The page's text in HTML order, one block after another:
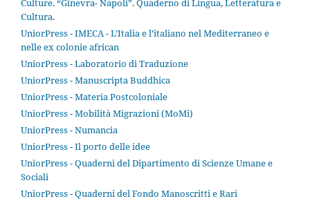
Culture. “Ginevra- Napoli”. Quaderno di Lingua, Letteratura e
Cultura.
UniorPress - IMECA - L’Italia e l’italiano nel Mediterraneo e
nelle ex colonie african
UniorPress - Laboratorio di Traduzione
UniorPress - Manuscripta Buddhica
UniorPress - Materia Postcoloniale
UniorPress - Mobilità Migrazioni (MoMi)
UniorPress - Numancia
UniorPress - Il porto delle idee
UniorPress - Quaderni del Dipartimento di Scienze Umane e
Sociali
UniorPress - Quaderni del Fondo Manoscritti e Rari